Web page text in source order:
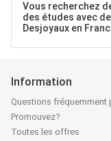
Vous recherchez
des études avec
Desjoyaux en
Information
Questions fréquemment
Promouvez?
Toutes les offres